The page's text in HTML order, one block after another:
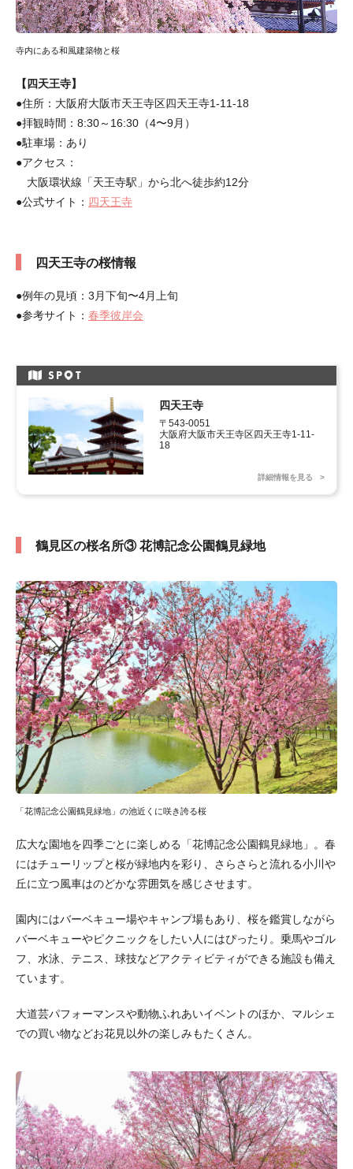
寺内にある和風建築物と桜
【四天王寺】
●住所：大阪府大阪市天王寺区四天王寺1-11-18
●拝観時間：8:30～16:30（4〜9月）
●駐車場：あり
●アクセス：
大阪環状線「天王寺駅」から北へ徒歩約12分
●公式サイト： 四天王寺
四天王寺の桜情報
●例年の見頃：3月下旬〜4月上旬
●参考サイト： 春季彼岸会
SP T
四天王寺
〒543-0051
大阪府大阪市天王寺区四天王寺1-11-
詳細情報を見る
鶴見区の桜名所③ 花博記念公園鶴見緑地
「花博記念公園鶴見緑地」の池近くに咲き誇る桜
広大な園地を四季ごとに楽しめる「花博記念公園鶴見緑地」。春
にはチューリップと桜が緑地内を彩り、さらさらと流れる小川や
丘に立つ風車はのどかな雰囲気を感じさせます。
園内にはバーベキュー場やキャンプ場もあり、桜を鑑賞しながら
バーベキューやピクニックをしたい人にはぴったり。乗馬やゴル
フ、水泳、テニス、球技などアクティビティができる施設も備え
ています。
大道芸パフォーマンスや動物ふれあいイベントのほか、マルシェ
での買い物などお花見以外の楽しみもたくさん。